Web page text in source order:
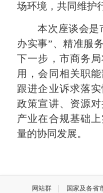
场环境，共同维护
本次座谈会是
办实事”、精准服
下一步，市商务
用，会同相关职
跟进企业诉求落
政策宣讲、资源
产业在合规基础
量的协同发展。
网站群 国家及各省